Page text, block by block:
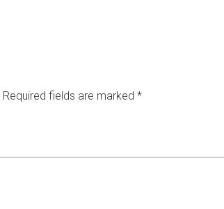
Required fields are marked *